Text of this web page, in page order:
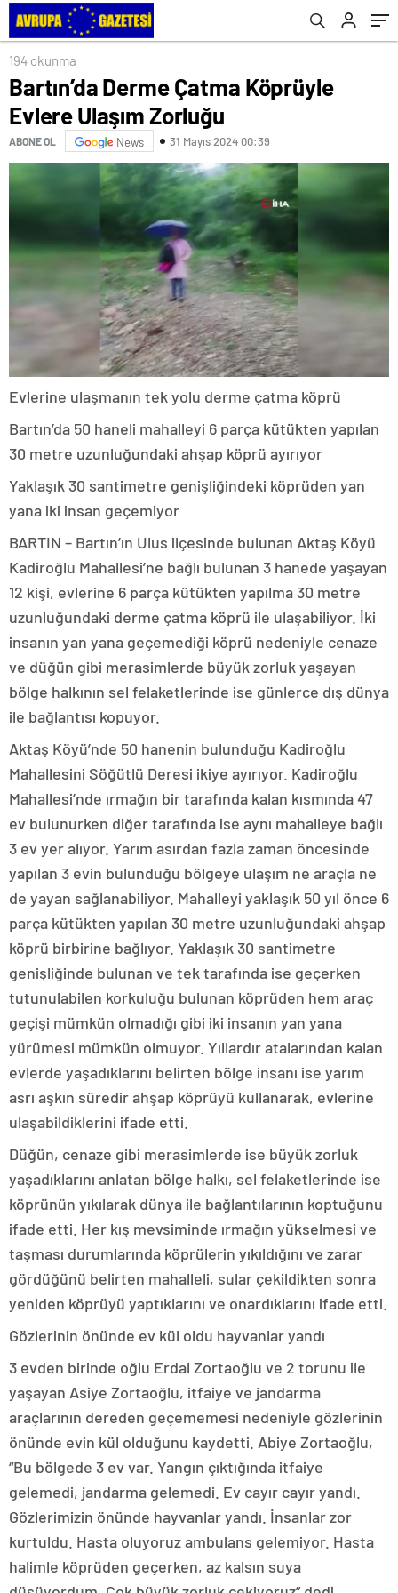
194 okunma
Bartın’da Derme Çatma Köprüyle
Evlere Ulaşım Zorluğu
ABONE OL News 31 Mayıs 2024 00:39
Evlerine ulaşmanın tek yolu derme çatma köprü
Bartın’da 50 haneli mahalleyi 6 parça kütükten yapılan
30 metre uzunluğundaki ahşap köprü ayırıyor
Yaklaşık 30 santimetre genişliğindeki köprüden yan
yana iki insan geçemiyor
BARTIN – Bartın’ın Ulus ilçesinde bulunan Aktaş Köyü
Kadiroğlu Mahallesi’ne bağlı bulunan 3 hanede yaşayan
12 kişi, evlerine 6 parça kütükten yapılma 30 metre
uzunluğundaki derme çatma köprü ile ulaşabiliyor. İki
insanın yan yana geçemediği köprü nedeniyle cenaze
ve düğün gibi merasimlerde büyük zorluk yaşayan
bölge halkının sel felaketlerinde ise günlerce dış dünya
ile bağlantısı kopuyor.
Aktaş Köyü’nde 50 hanenin bulunduğu Kadiroğlu
Mahallesini Söğütlü Deresi ikiye ayırıyor. Kadiroğlu
Mahallesi’nde ırmağın bir tarafında kalan kısmında 47
ev bulunurken diğer tarafında ise aynı mahalleye bağlı
3 ev yer alıyor. Yarım asırdan fazla zaman öncesinde
yapılan 3 evin bulunduğu bölgeye ulaşım ne araçla ne
de yayan sağlanabiliyor. Mahalleyi yaklaşık 50 yıl önce 6
parça kütükten yapılan 30 metre uzunluğundaki ahşap
köprü birbirine bağlıyor. Yaklaşık 30 santimetre
genişliğinde bulunan ve tek tarafında ise geçerken
tutunulabilen korkuluğu bulunan köprüden hem araç
geçişi mümkün olmadığı gibi iki insanın yan yana
yürümesi mümkün olmuyor. Yıllardır atalarından kalan
evlerde yaşadıklarını belirten bölge insanı ise yarım
asrı aşkın süredir ahşap köprüyü kullanarak, evlerine
ulaşabildiklerini ifade etti.
Düğün, cenaze gibi merasimlerde ise büyük zorluk
yaşadıklarını anlatan bölge halkı, sel felaketlerinde ise
köprünün yıkılarak dünya ile bağlantılarının koptuğunu
ifade etti. Her kış mevsiminde ırmağın yükselmesi ve
taşması durumlarında köprülerin yıkıldığını ve zarar
gördüğünü belirten mahalleli, sular çekildikten sonra
yeniden köprüyü yaptıklarını ve onardıklarını ifade etti.
Gözlerinin önünde ev kül oldu hayvanlar yandı
3 evden birinde oğlu Erdal Zortaoğlu ve 2 torunu ile
yaşayan Asiye Zortaoğlu, itfaiye ve jandarma
araçlarının dereden geçememesi nedeniyle gözlerinin
önünde evin kül olduğunu kaydetti. Abiye Zortaoğlu,
“Bu bölgede 3 ev var. Yangın çıktığında itfaiye
gelemedi, jandarma gelemedi. Ev cayır cayır yandı.
Gözlerimizin önünde hayvanlar yandı. İnsanlar zor
kurtuldu. Hasta oluyoruz ambulans gelemiyor. Hasta
halimle köprüden geçerken, az kalsın suya